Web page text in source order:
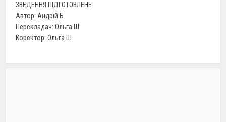
ЗВЕДЕННЯ ПІДГОТОВЛЕНЕ
Автор: Андрій Б.
Перекладач: Ольга Ш.
Коректор: Ольга Ш.